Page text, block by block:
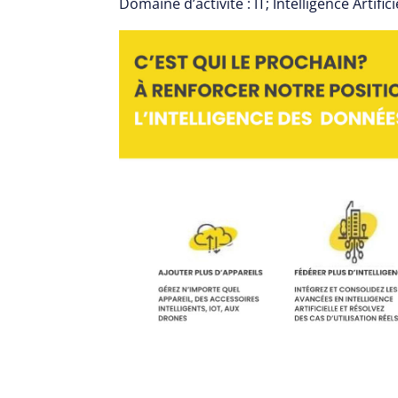
Domaine d’activité : IT; Intelligence